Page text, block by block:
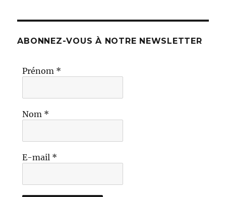
ABONNEZ-VOUS À NOTRE NEWSLETTER
Prénom *
Nom *
E-mail *